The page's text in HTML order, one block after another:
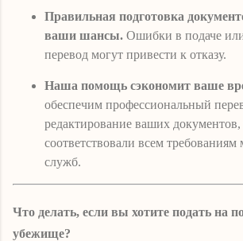
Правильная подготовка
ваши шансы. Ошибки в подаче
перевод могут привести к отказу.
Наша помощь сэкономит ваше
обеспечим профессиональный
редактирование ваших
соответствовали всем
служб.
Что делать, если вы хотите подать на
убежище?